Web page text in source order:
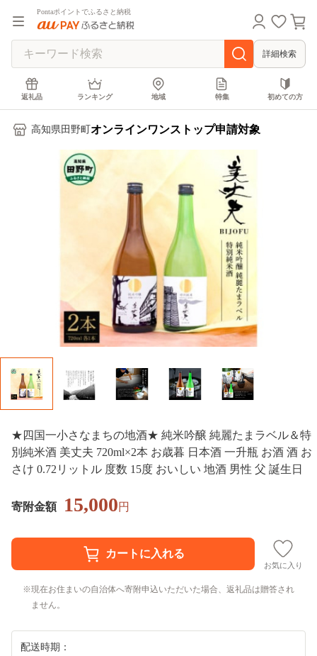
Pontaポイントでふるさと納税
詳細検索
返礼品 ランキング 地域 特集 初めての方
高知県田野町 オンラインワンストップ申請対象
★四国一小さなまちの地酒★ 純米吟醸 純麗たまラベル＆特
別純米酒 美丈夫 720ml×2本 お歳暮 日本酒 一升瓶 お酒 酒 お
さけ 0.72リットル 度数 15度 おいしい 地酒 男性 父 誕生日
寄附金額 15,000円
お気に入り
現在お住まいの自治体へ寄附申込いただいた場合、返礼品は贈答され
ません。
配送時期：